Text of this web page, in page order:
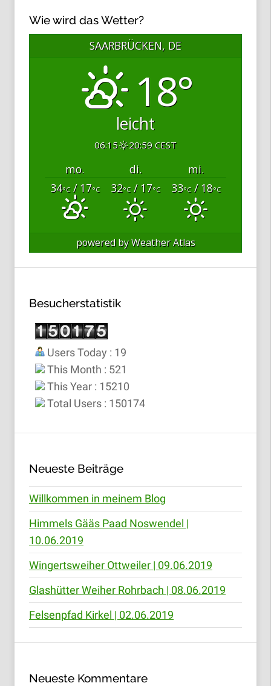
Wie wird das Wetter?
SAARBRÜCKEN, DE
18°
leicht
06:15 20:59 CEST
mo. di.
mi.
34°C/ 17°C 32°C/ 17°C 33°C/ 18°C
powered byWeather Atlas
Besucherstatistik
Users Today : 19
This Month : 521
This Year : 15210
Total Users : 150174
Neueste Beiträge
Willkommen in meinem Blog
Himmels Gääs Paad Noswendel |
10.06.2019
Wingertsweiher Ottweiler | 09.06.2019
Glashütter Weiher Rohrbach | 08.06.2019
Felsenpfad Kirkel | 02.06.2019
Neueste Kommentare